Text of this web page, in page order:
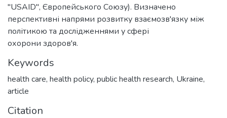
"USAID", Європейського Союзу). Визначено
перспективні напрями розвитку взаємозв'язку між
політикою та дослідженнями у сфері
охорони здоров'я.
Keywords
health care, health policy, public health research, Ukraine,
article
Citation